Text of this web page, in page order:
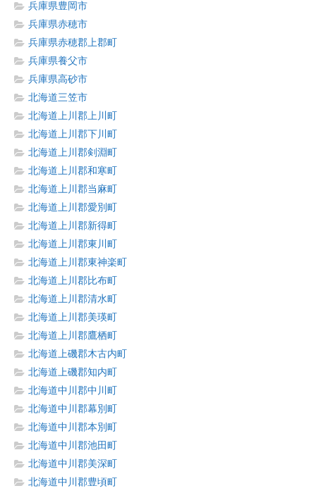
兵庫県豊岡市
兵庫県赤穂市
兵庫県赤穂郡上郡町
兵庫県養父市
兵庫県高砂市
北海道三笠市
北海道上川郡上川町
北海道上川郡下川町
北海道上川郡剣淵町
北海道上川郡和寒町
北海道上川郡当麻町
北海道上川郡愛別町
北海道上川郡新得町
北海道上川郡東川町
北海道上川郡東神楽町
北海道上川郡比布町
北海道上川郡清水町
北海道上川郡美瑛町
北海道上川郡鷹栖町
北海道上磯郡木古内町
北海道上磯郡知内町
北海道中川郡中川町
北海道中川郡幕別町
北海道中川郡本別町
北海道中川郡池田町
北海道中川郡美深町
北海道中川郡豊頃町